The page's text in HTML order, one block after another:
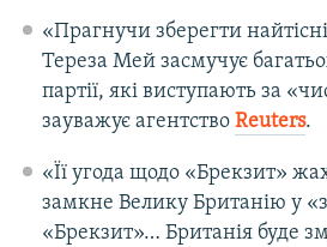
«Прагнучи зберегти
Тереза Мей засмучує
партії, які виступають за
зауважує агентство Reuters.
«Її угода щодо «Брекзит»
замкне Велику Британію у
«Брекзит»… Британія буде